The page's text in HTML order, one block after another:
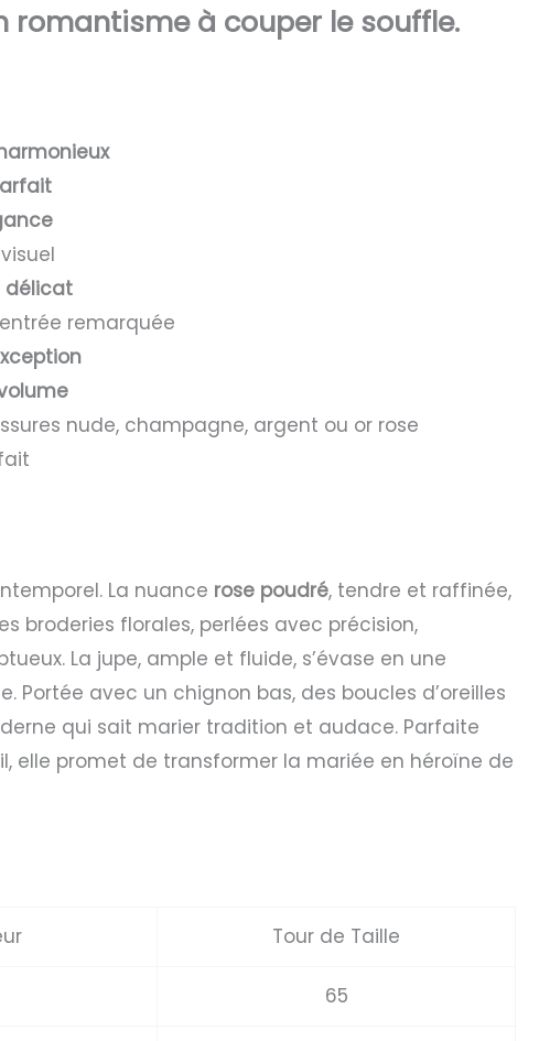
romantisme à couper le souffle.
délicat
remarquée
nude, champagne, argent ou or rose
La nuance rose poudré, tendre et raffinée,
broderies florales, perlées avec précision,
La jupe, ample et fluide, s’évase en une
avec un chignon bas, des boucles d’oreilles
qui sait marier tradition et audace. Parfaite
elle promet de transformer la mariée en héroïne de
Tour de Taille
65